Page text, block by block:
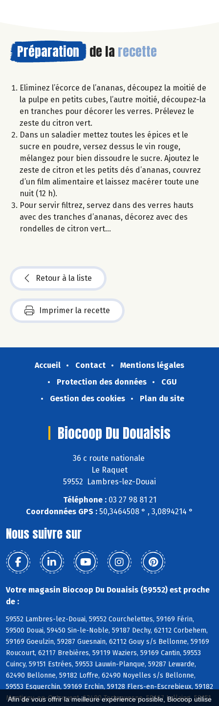
Afin de vous offrir la meilleure expérience possible, Biocoop utilise
Préparation de la recette
Eliminez l’écorce de l’ananas, découpez la moitié de
la pulpe en petits cubes, l’autre moitié, découpez-la
en tranches pour décorer les verres. Prélevez le
zeste du citron vert.
Dans un saladier mettez toutes les épices et le
sucre en poudre, versez dessus le vin rouge,
mélangez pour bien dissoudre le sucre. Ajoutez le
zeste de citron et les petits dés d’ananas, couvrez
d’un film alimentaire et laissez macérer toute une
nuit (12 h).
Pour servir filtrez, servez dans des verres hauts
avec des tranches d’ananas, décorez avec des
rondelles de citron vert…
Retour à la liste
Imprimer la recette
Accueil Contact
Mentions légales
Protection des données
CGU
Gestion des cookies
Plan du site
Biocoop Du Douaisis
36 c route nationale
Le Raquet
59552 Lambres-lez-Douai
Téléphone :03 27 98 81 21
Coordonnées GPS : 50,3464508 ° , 3,0894214 °
Nous suivre sur
Votre magasin Biocoop Du Douaisis (59552) est proche
de :
59552 Lambres-lez-Douai, 59552 Courchelettes, 59169 Férin,
59500 Douai, 59450 Sin-le-Noble, 59187 Dechy, 62112 Corbehem,
59169 Goeulzin, 59287 Guesnain, 62112 Gouy s/s Bellonne, 59169
Roucourt, 62117 Brebières, 59119 Waziers, 59169 Cantin, 59553
Cuincy, 59151 Estrées, 59553 Lauwin-Planque, 59287 Lewarde,
62490 Bellonne, 59182 Loffre, 62490 Noyelles s/s Bellonne,
59553 Esquerchin, 59169 Erchin, 59128 Flers-en-Escrebieux, 59182
Montigny-en-Ostrevent, 62490 Tortequesne, 59167 Lallaing, 59151